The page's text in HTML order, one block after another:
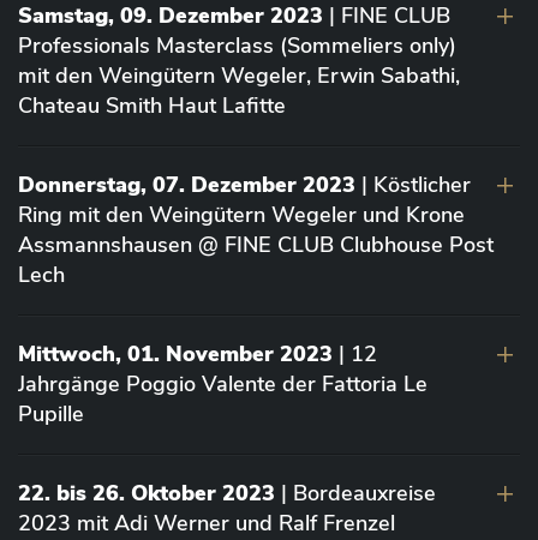
Samstag, 09. Dezember 2023 | FINE CLUB
Professionals Masterclass (Sommeliers only)
mit den Weingütern Wegeler, Erwin Sabathi,
Chateau Smith Haut Lafitte
Donnerstag, 07. Dezember 2023 | Köstlicher
Ring mit den Weingütern Wegeler und Krone
Assmannshausen @ FINE CLUB Clubhouse Post
Lech
Mittwoch, 01. November 2023 | 12
Jahrgänge Poggio Valente der Fattoria Le
Pupille
22. bis 26. Oktober 2023 | Bordeauxreise
2023 mit Adi Werner und Ralf Frenzel